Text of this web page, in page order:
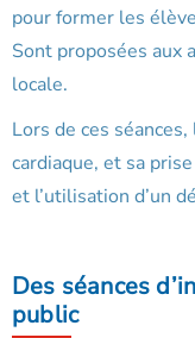
pour former les
Sont proposées aux
locale.
Lors de ces
cardiaque, et sa
et l’utilisation d’un
Des séances
public